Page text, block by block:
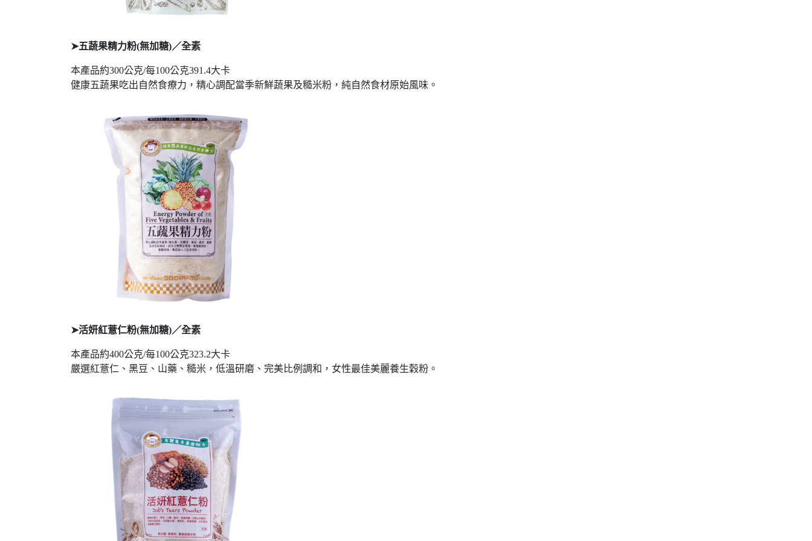
➤五蔬果精力粉(無加糖)／全素
本產品約300公克/每100公克391.4大卡
健康五蔬果吃出自然食療力，精心調配當季新鮮蔬果及糙米粉，純自然食材原始風味。
➤活妍紅薏仁粉(無加糖)／全素
本產品約400公克/每100公克323.2大卡
嚴選紅薏仁、黑豆、山藥、糙米，低溫研磨、完美比例調和，女性最佳美麗養生穀粉。